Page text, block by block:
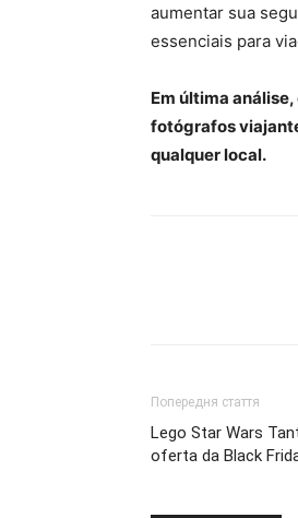
aumentar sua
essenciais para
Em última
fotógrafos
qualquer local.
Попередня стаття
Lego Star Wars
oferta da Black